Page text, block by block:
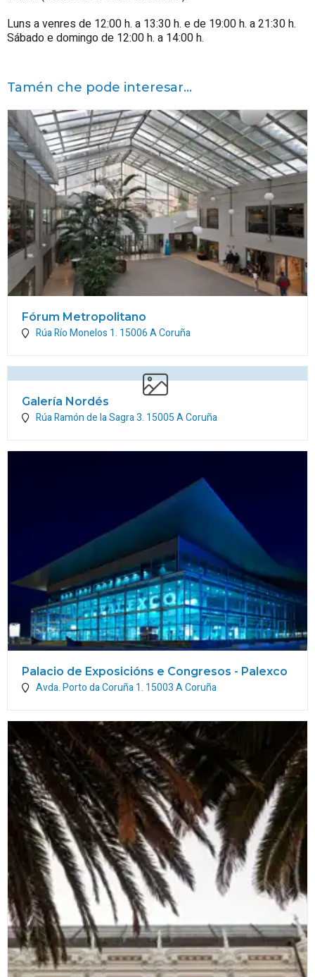
Luns a venres de 12:00 h. a 13:30 h. e de 19:00 h. a 21:30 h.
Sábado e domingo de 12:00 h. a 14:00 h.
Tamén che pode interesar...
Fórum Metropolitano
Rúa Río Monelos 1. 15006A Coruña
Galería Nordés
Rúa Ramón de la Sagra 3. 15005A Coruña
Palacio de Exposicións e Congresos - Palexco
Avda. Porto da Coruña 1. 15003A Coruña